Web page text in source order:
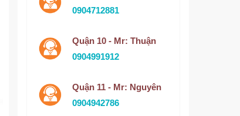
0904712881
Quận 10 - Mr: Thuận
0904991912
Quận 11 - Mr: Nguyên
0904942786